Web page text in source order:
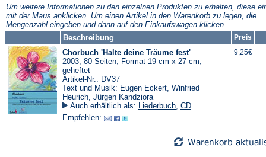
Tab)
Tab)
Um weitere Informationen zu den einzelnen Produkten zu erhalten, diese
mit der Maus anklicken. Um einen Artikel in den Warenkorb zu legen, die
Mengenzahl eingeben und dann auf den Einkaufswagen klicken.
Beschreibung
Preis
Chorbuch 'Halte deine Träume fest'
2003, 80 Seiten, Format 19 cm x 27 cm,
geheftet
Artikel-Nr.: DV37
Text und Musik: Eugen Eckert, Winfried
Heurich, Jürgen Kandziora
Auch erhältlich als: Liederbuch, CD
Empfehlen:
9,25€